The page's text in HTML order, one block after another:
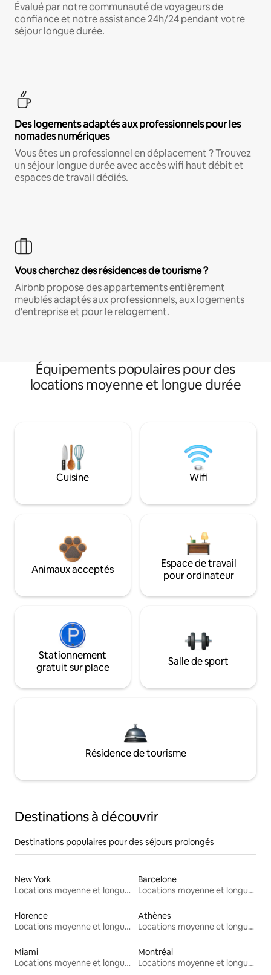
Évalué par notre communauté de voyageurs de
confiance et notre assistance 24h/24 pendant votre
séjour longue durée.
Des logements adaptés aux professionnels pour les
nomades numériques
Vous êtes un professionnel en déplacement ? Trouvez
un séjour longue durée avec accès wifi haut débit et
espaces de travail dédiés.
Vous cherchez des résidences de tourisme ?
Airbnb propose des appartements entièrement
meublés adaptés aux professionnels, aux logements
d'entreprise et pour le relogement.
Équipements populaires pour des
locations moyenne et longue durée
Cuisine Wifi
Animaux acceptés
Espace de travail
pour ordinateur
Stationnement
gratuit sur place
Salle de sport
Résidence de tourisme
Destinations à découvrir
Destinations populaires pour des séjours prolongés
New York
Locations moyenne et longue durée
Barcelone
Locations moyenne et longue durée
Florence
Locations moyenne et longue durée
Athènes
Locations moyenne et longue durée
Miami
Locations moyenne et longue durée
Montréal
Locations moyenne et longue durée